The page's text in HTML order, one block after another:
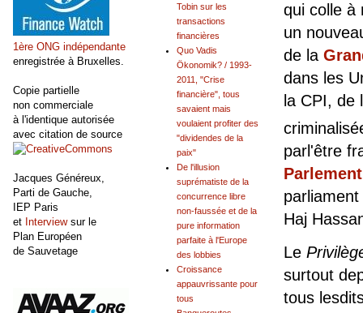
qui colle
un
de la
dans les
la CPI, de
parl'être
Haj
Le
surtout
tous
Tobin sur les
transactions
financières
Quo Vadis
Ökonomik? / 1993-
2011, "Crise
financière", tous
savaient mais
voulaient profiter des
"dividendes de la
paix"
De l'illusion
suprématiste de la
concurrence libre
non-faussée et de la
pure information
parfaite à l'Europe
des lobbies
Croissance
appauvrissante pour
tous
1ère ONG indépendante
enregistrée à Bruxelles.
Copie partielle
non commerciale
à l'identique autorisée
avec citation de source
Jacques Généreux,
Parti de Gauche,
IEP Paris
et Interviewsur le
Plan Européen
de Sauvetage